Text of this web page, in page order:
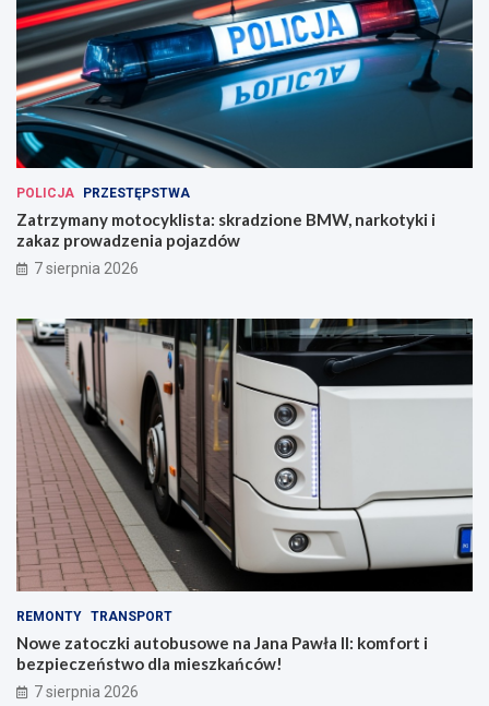
POLICJA PRZESTĘPSTWA
Zatrzymany motocyklista: skradzione BMW, narkotyki i
zakaz prowadzenia pojazdów
7 sierpnia 2026
REMONTY TRANSPORT
Nowe zatoczki autobusowe na Jana Pawła II: komfort i
bezpieczeństwo dla mieszkańców!
7 sierpnia 2026